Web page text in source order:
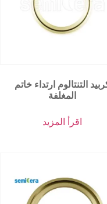
التنتالوم ارتداء خاتم
المغلفة
اقرأ المزيد